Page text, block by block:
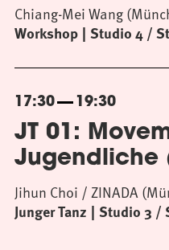
Workshop Studio 4 /
Chiang-Mei Wang
17:30 19:30
JT 01:
Jugendliche
Junger Tanz Studio 3 /
Jihun Choi / ZINADA